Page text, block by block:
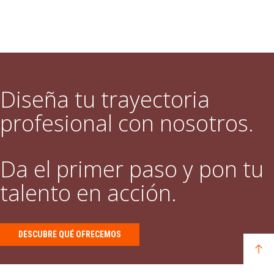
Diseña tu trayectoria
profesional con nosotros.
Da el primer paso y pon tu
talento en acción.
DESCUBRE QUÉ OFRECEMOS